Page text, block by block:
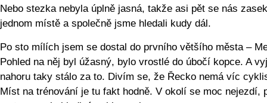
Nebo stezka nebyla úplně jasná, takže asi pět se nás
jednom místě a společně jsme hledali kudy dál.
Po sto mílích jsem se dostal do prvního většího města –
Pohled na něj byl úžasný, bylo vrostlé do úbočí kopce. A
nahoru taky stálo za to. Divím se, že Řecko nemá víc
Míst na trénování je tu fakt hodně. V okolí se moc nejezdí,